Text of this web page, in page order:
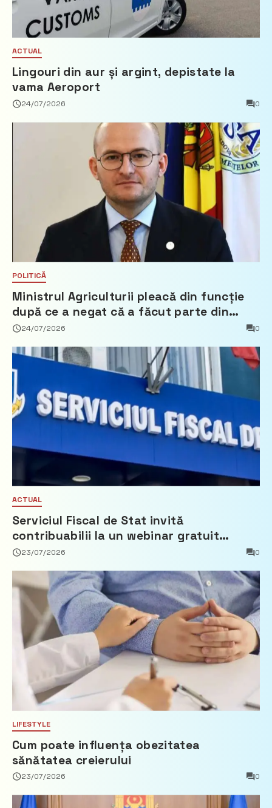
ACTUAL
Lingouri din aur și argint, depistate la
vama Aeroport
24/07/2026 0
POLITICĂ
Ministrul Agriculturii pleacă din funcție
după ce a negat că a făcut parte din
Partidul Democrat
24/07/2026 0
ACTUAL
Serviciul Fiscal de Stat invită
contribuabilii la un webinar gratuit
privind calculul impozitului pe bunurile
23/07/2026 0
LIFESTYLE
Cum poate influența obezitatea
sănătatea creierului
23/07/2026 0